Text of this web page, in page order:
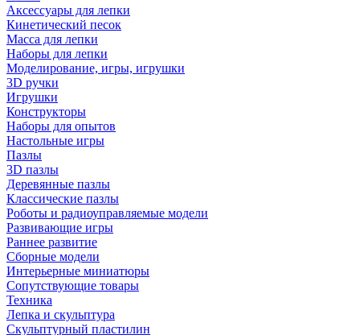
Аксессуары для лепки
Кинетический песок
Масса для лепки
Наборы для лепки
Моделирование, игры, игрушки
3D ручки
Игрушки
Конструкторы
Наборы для опытов
Настольные игры
Пазлы
3D пазлы
Деревянные пазлы
Классические пазлы
Роботы и радиоуправляемые модели
Развивающие игры
Раннее развитие
Сборные модели
Интерьерные миниатюры
Сопутствующие товары
Техника
Лепка и скульптура
Скульптурный пластилин